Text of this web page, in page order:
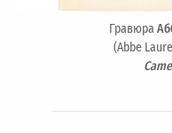
Гравюра
(Abbe